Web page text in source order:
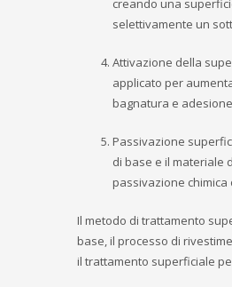
creando una
selettivamente un
Attivazione della
applicato per
bagnatura e
Passivazione
di base e il materiale
passivazione
Il metodo di trattamento
base, il processo di
il trattamento superficiale